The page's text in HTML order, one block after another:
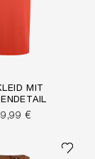
MIT
€